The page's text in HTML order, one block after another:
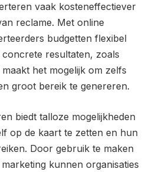
vaak kosteneffectiever
reclame. Met online
budgetten flexibel
resultaten, zoals
het mogelijk om zelfs
groot bereik te genereren.
biedt talloze mogelijkheden
op de kaart te zetten en hun
Door gebruik te maken
kunnen organisaties